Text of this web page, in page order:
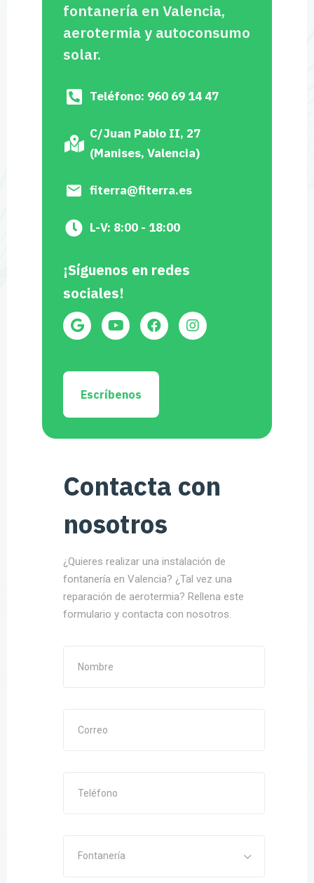
fontanería en Valencia,
aerotermia y autoconsumo
solar.
Teléfono: 960 69 14 47
C/Juan Pablo II, 27
(Manises, Valencia)
fiterra@fiterra.es
L-V: 8:00 - 18:00
¡Síguenos en redes
sociales!
Escríbenos
Contacta con
nosotros
¿Quieres realizar una instalación de
fontanería en Valencia? ¿Tal vez una
reparación de aerotermia? Rellena este
formulario y contacta con nosotros.
Fontanería